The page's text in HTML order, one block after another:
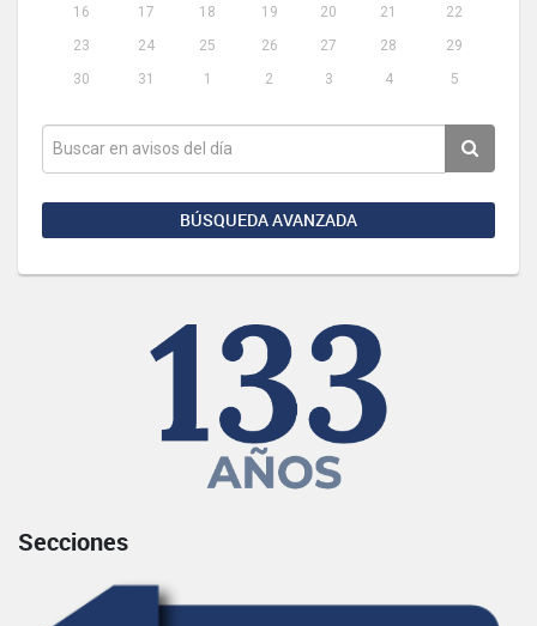
16
17 18 19 20 21
22
23
24 25 26 27 28
29
30
31 1 2 3 4 5
BÚSQUEDA AVANZADA
Secciones